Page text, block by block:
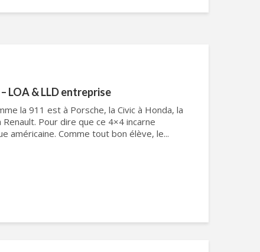
LOA & LLD entreprise
la 911 est à Porsche, la Civic à Honda, la
Pour dire que ce 4×4 incarne
américaine. Comme tout bon élève, le...